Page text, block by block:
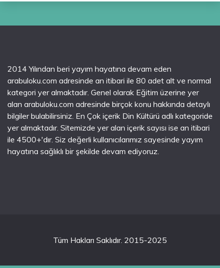
2014 Yılından beri yayım hayatına devam eden
arabuloku.com adresinde an itibari ile 80 adet alt ve normal
kategori yer almaktadır. Genel olarak Eğitim üzerine yer
alan arabuloku.com adresinde birçok konu hakkında detaylı
bilgiler bulabilirsiniz. En Çok içerik Din Kültürü adlı kategoride
yer almaktadır. Sitemizde yer alan içerik sayısı ise an itibari
ile 4500+'dır. Siz değerli kullanıcılarımız sayesinde yayım
hayatına sağlıklı bir şekilde devam ediyoruz.
Tüm Hakları Saklıdır. 2015-2025